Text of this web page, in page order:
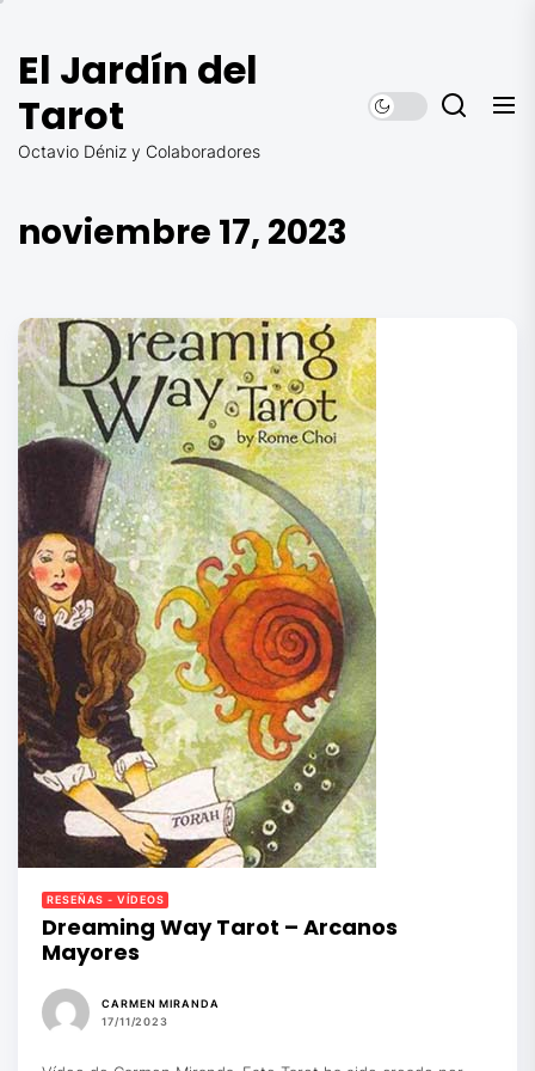
contenido
El Jardín del
Tarot
Octavio Déniz y Colaboradores
noviembre 17, 2023
RESEÑAS - VÍDEOS
Dreaming Way Tarot – Arcanos
Mayores
CARMEN MIRANDA
17/11/2023